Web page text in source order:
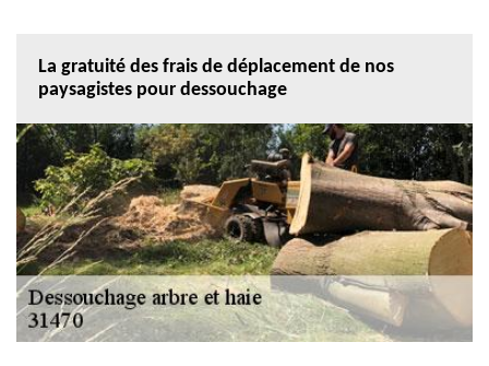
La gratuité des frais de déplacement de nos
paysagistes pour dessouchage